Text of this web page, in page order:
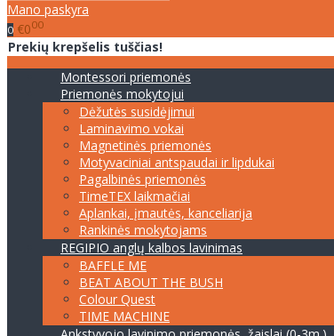
Mano paskyra
0 €000
Prekių krepšelis tuščias!
Montessori priemonės
Priemonės mokytojui
Dėžutės susidėjimui
Laminavimo vokai
Magnetinės priemonės
Motyvaciniai antspaudai ir lipdukai
Pagalbinės priemonės
TimeTEX laikmačiai
Aplankai, įmautės, kanceliarija
Rankinės mokytojams
REGIPIO anglų kalbos lavinimas
BAFFLE ME
BEAT ABOUT THE BUSH
Colour Quest
TIME MACHINE